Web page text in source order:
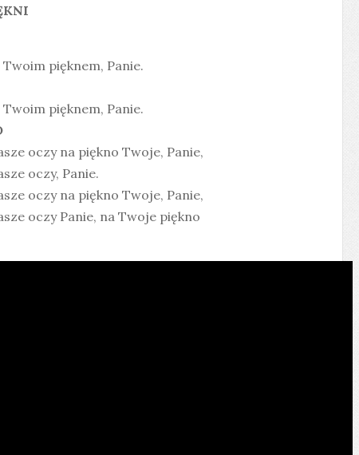
pięknem, Panie.
pięknem, Panie.
oczy na piękno Twoje, Panie,
oczy, Panie.
oczy na piękno Twoje, Panie,
oczy Panie, na Twoje piękno